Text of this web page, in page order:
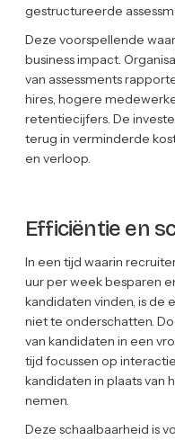
gestructureerde
Deze voorspellende
business impact.
van assessments
hires, hogere
retentiecijfers. De
terug in verminderde
en verloop.
Efficiëntie en
In een tijd waarin
uur per week besparen
kandidaten vinden, is de
niet te onderschatten.
van kandidaten in een
tijd focussen op
kandidaten in plaats van
nemen.
Deze schaalbaarheid is